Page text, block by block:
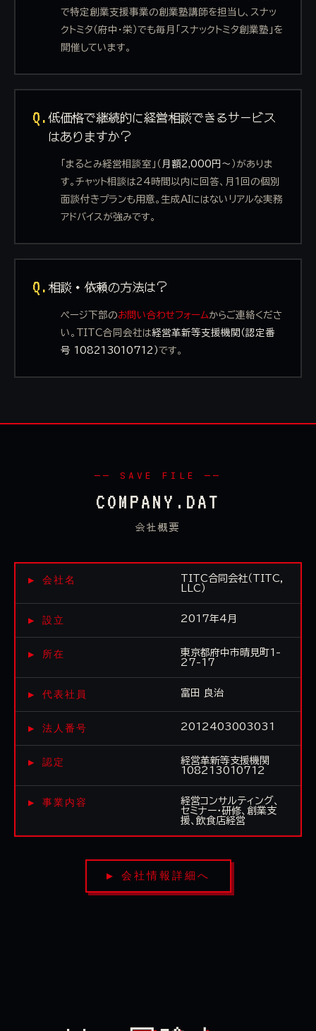
で特定創業支援事業の創業塾講師を担当し、スナッ
クトミタ（府中・栄）でも毎月「スナックトミタ創業塾」を
開催しています。
Q.低価格で継続的に経営相談できるサービス
はありますか？
「まるとみ経営相談室」（ 月額2,000円〜 ）がありま
す。チャット相談は24時間以内に回答、月1回の個別
面談付きプランも用意。生成AIにはないリアルな実務
アドバイスが強みです。
Q.相談・依頼の方法は？
ページ下部のお問い合わせフォームからご連絡くださ
い。TITC合同会社は経営革新等支援機関（認定番
号 108213010712）です。
── SAVE FILE ──
COMPANY.DAT
会社概要
▶ 会社名
TITC合同会社（TITC,
LLC）
▶ 設立 2017年4月
▶ 所在
東京都府中市晴見町1-
27-17
▶ 代表社員 富田 良治
▶ 法人番号 2012403003031
▶ 認定
経営革新等支援機関
108213010712
▶ 事業内容
経営コンサルティング、
セミナー・研修、創業支
援、飲食店経営
▶ 会社情報詳細へ